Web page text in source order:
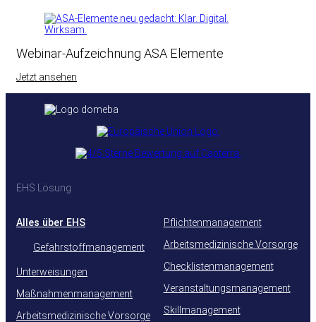
Webinar-Aufzeichnung ASA Elemente
Jetzt ansehen
EHS Lösung
Alles über EHS
Gefahrstoffmanagement
Unterweisungen
Maßnahmenmanagement
Arbeitsmedizinische Vorsorge
Pflichtenmanagement
Arbeitsmedizinische Vorsorge
Checklistenmanagement
Veranstaltungsmanagement
Skillmanagement